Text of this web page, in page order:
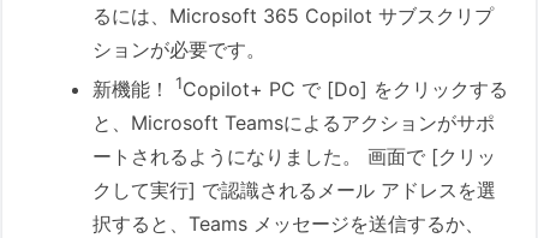
るには、Microsoft 365 Copilot サブスクリプ
ションが必要です。
新機能！
1Copilot+ PC で [Do] をクリックする
と、Microsoft Teamsによるアクションがサポ
ートされるようになりました。 画面で [クリッ
クして実行] で認識されるメール アドレスを選
択すると、Teams メッセージを送信するか、